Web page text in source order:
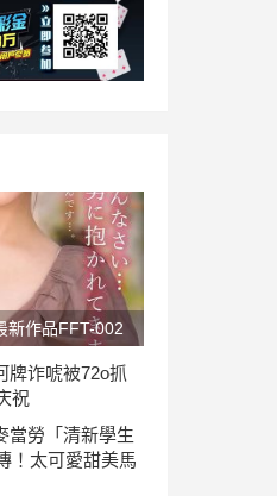
新作品FFT-002
牌诈唬被72o抓
祝
當勞「清新學生
！太可愛甜美馬